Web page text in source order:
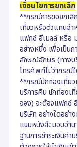
เงื่อนไขการยกเลิก
**กรณีการขอยกเลิ
เที่ยวหรือตัวแทนจำ
แฟกซ์ อีเมลล์ หรือ
อย่างหนึ่ง เพื่อเป็นก
ลักษณ์อักษร (ทางบ
โทรศัพท์ไม่ว่ากรณีใ
**กรณีนักท่องเที่ยว
บริการคืน นักท่องเ
จอง) จะต้องแฟกซ์
บริษัท อย่างใดอย่า
แนบหนังสือมอบอำน
ฐานการชำระเงินค่